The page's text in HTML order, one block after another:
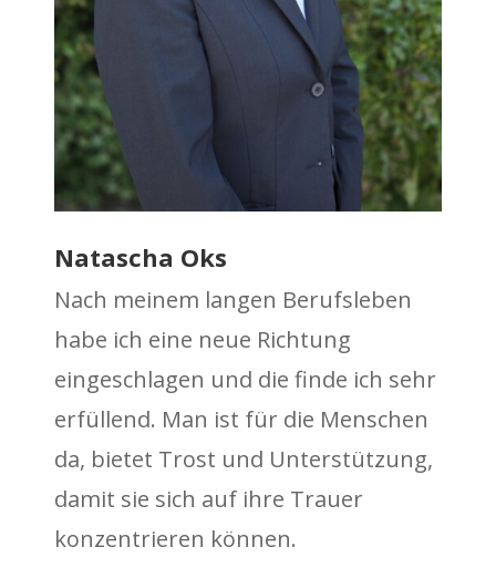
Natascha Oks
Nach meinem langen Berufsleben
habe ich eine neue Richtung
eingeschlagen und die finde ich sehr
erfüllend. Man ist für die Menschen
da, bietet Trost und Unterstützung,
damit sie sich auf ihre Trauer
konzentrieren können.